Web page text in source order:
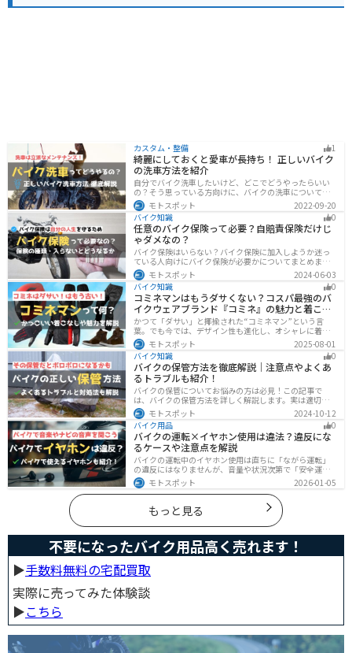
カスタム・整備 1
綺麗にしておくと愛車が長持ち！ 正しいバイク
の洗車方法を紹介
自分でバイク洗車したいけど、どこでどうやったらいい
の？そう思っている方向けに、バイクの洗車について徹
底的にまとめました。バイク洗車ができる場所から洗車
手順まで全て解説します。正しい洗車方法は身につける
ことでバイクのメンテナンスにもなります。
モトスポット
2022-09-20
バイク知識
0
任意のバイク保険って必要？自賠責保険だけじ
ゃダメなの？
バイク保険はいらない？バイク保険に加入しようか迷っ
ている人向けにバイク保険が必要かについてまとめまし
た。自賠責保険と任意保険の違いについても解説したの
で、バイク保険を検討している人は参考にしてくださ
い。
モトスポット
2024-06-03
バイク知識
0
コミネマンはもうダサくない？コスパ最強のバ
イクウェアブランド『コミネ』の魅力と着こな
し術
かつて「ダサい」と揶揄された“コミネマン”という言
葉。でも今では、デザイン性も進化し、オシャレに着こ
なせるコミネ製品が続々登場。コスパと安全性に優れた
アイテムを使って、街でもツーリングでも浮かないスマ
ートなスタイルを目指そう！
モトスポット
2025-08-01
バイク知識
0
バイクの保管方法を徹底解説｜注意点やよくあ
るトラブルも紹介！
バイクの保管についてお悩みの方は必見！この記事で
は、バイクの保管方法を詳しく解説します。実は適切に
保管しなければ、バイクの状態を悪化させる恐れがあり
ます。記事を参考にすれば、バイクを状態良く長持ちさ
せることが可能です。
モトスポット
2024-10-12
バイク用品
0
バイクの運転×イヤホン使用は違法？違反にな
るケースや注意点を解説
バイクの運転中のイヤホン使用は直ちに「ながら運転」
の違反にはなりませんが、音量や状況次第で「安全運転
義務違反」や各都道府県の「道路交通法施行細則」に抵
触する恐れがあります。周囲の音が聞こえる適切な音量
を保ち、スマホ操作は厳禁。耳を塞がない骨伝導イヤホ
ンや、ヘルメット用スピーカーの活用も安全な音楽体験
には有効な選択肢です。
モトスポット 2026-01-05
もっと見る
不要になったバイク用品高く売れます！
▶︎手数料無料の宅配買取
実際に売ってみた体験談
▶︎こちら